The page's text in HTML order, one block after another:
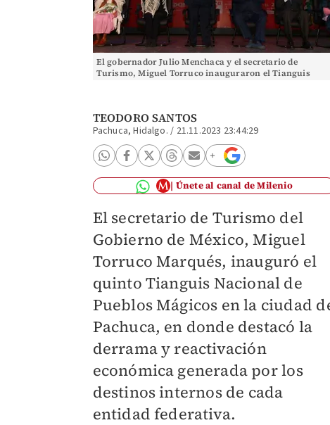
El gobernador Julio Menchaca y el secretario de
Turismo, Miguel Torruco inauguraron el Tianguis
TEODORO SANTOS
Pachuca, Hidalgo. / 21.11.2023 23:44:29
Únete al canal de Milenio
El secretario de Turismo del
Gobierno de México, Miguel
Torruco Marqués, inauguró el
quinto Tianguis Nacional de
Pueblos Mágicos en la ciudad
Pachuca, en donde destacó la
derrama y reactivación
económica generada por los
destinos internos de cada
entidad federativa.